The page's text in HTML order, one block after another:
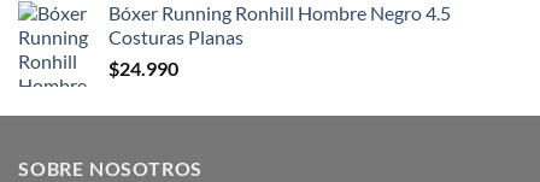
Bóxer Running Ronhill Hombre Negro 4.5
Costuras Planas
$24.990
SOBRE NOSOTROS